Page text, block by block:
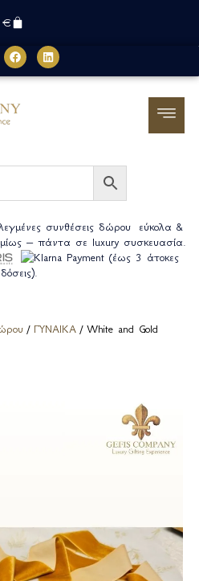
€
συνθέσεις δώρου εύκολα &
– πάντα σε luxury συσκευασία.
(έως 3 άτοκες
δόσεις).
/ ΓΥΝΑΙΚΑ / White and Gold